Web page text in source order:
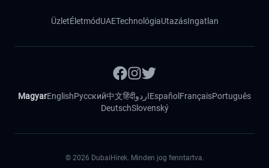
ÜzletÉletmódUAETechnológiaUtazásIngatlan
MagyarEnglishРусский中文हिंदीاردوEspañol FrançaisPortuguês
DeutschSlovenský
© 2026 DubaiHirek. Minden jog fenntartva.